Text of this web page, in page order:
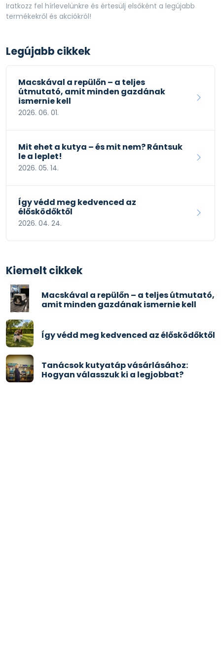
Iratkozz fel hírlevelünkre és értesülj elsőként a legújabb
termékekről és akciókról!
Legújabb cikkek
Macskával a repülőn – a teljes
útmutató, amit minden gazdának
ismernie kell
2026. 06. 01.
Mit ehet a kutya – és mit nem? Rántsuk
le a leplet!
2026. 05. 14.
Így védd meg kedvenced az
élősködőktől
2026. 04. 24.
Kiemelt cikkek
Macskával a repülőn – a teljes útmutató,
amit minden gazdának ismernie kell
Így védd meg kedvenced az élősködőktől
Tanácsok kutyatáp vásárlásához:
Hogyan válasszuk ki a legjobbat?